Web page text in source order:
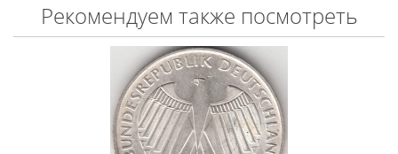
Рекомендуем также посмотреть